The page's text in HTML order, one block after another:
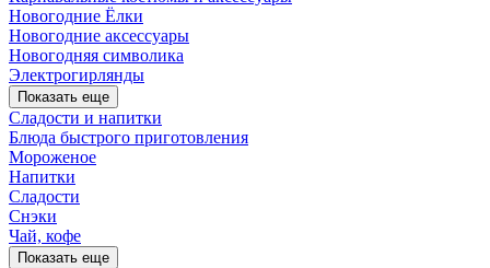
Новогодние Ёлки
Новогодние аксессуары
Новогодняя символика
Электрогирлянды
Показать еще
Сладости и напитки
Блюда быстрого приготовления
Мороженое
Напитки
Сладости
Снэки
Чай, кофе
Показать еще